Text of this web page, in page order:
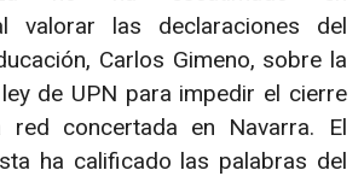
valorar las declaraciones del
Carlos Gimeno, sobre la
de UPN para impedir el cierre
concertada en Navarra. El
ha calificado las palabras del